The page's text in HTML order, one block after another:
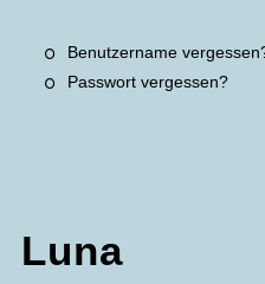
Benutzername
Passwort vergessen?
Luna